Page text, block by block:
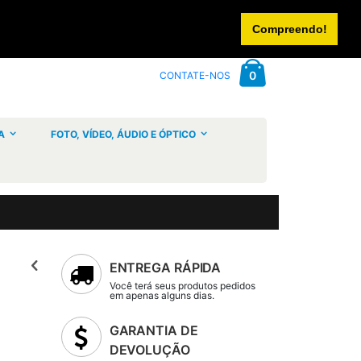
Compreendo!
0artigos
CONTATE-NOS
FOTO, VÍDEO, ÁUDIO E ÓPTICO
ENTREGA RÁPIDA
Você terá seus produtos pedidos
em apenas alguns dias.
GARANTIA DE
DEVOLUÇÃO